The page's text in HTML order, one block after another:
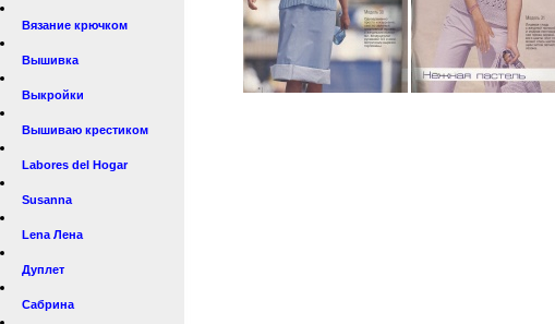
Вязание крючком
Вышивка
Выкройки
Вышиваю крестиком
Labores del Hogar
Susanna
Lena Лена
Дуплет
Сабрина